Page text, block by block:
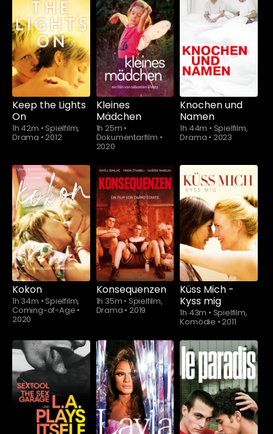
Keep the Lights
On
1h 42m • Spielfilm,
Drama •2012
Kleines
Mädchen
1h 25m •
Dokumentarfilm •
2020
Knochen und
Namen
1h 44m • Spielfilm,
Drama • 2023
Kokon
1h 34m • Spielfilm,
Coming-of-Age •
2020
Konsequenzen
1h 35m • Spielfilm,
Drama • 2019
Schauen Sie
ab$4.90
Küss Mich -
Kyss mig
1h 43m • Spielfilm,
Komödie •2011
Schauen Sie
ab$5.90
Schauen Sie
ab$5.90